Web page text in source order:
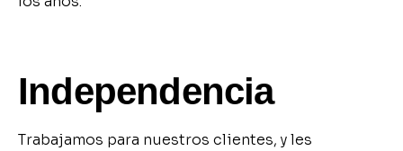
Independencia
Trabajamos para nuestros clientes, y les